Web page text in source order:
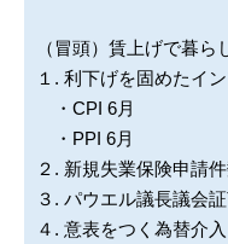
（冒頭）賃上げで暮ら
１. 利下げを固めたイ
・CPI 6月
・PPI 6月
２. 新規失業保険申請
３. パウエル議長議会
４. 意表をつく為替介入